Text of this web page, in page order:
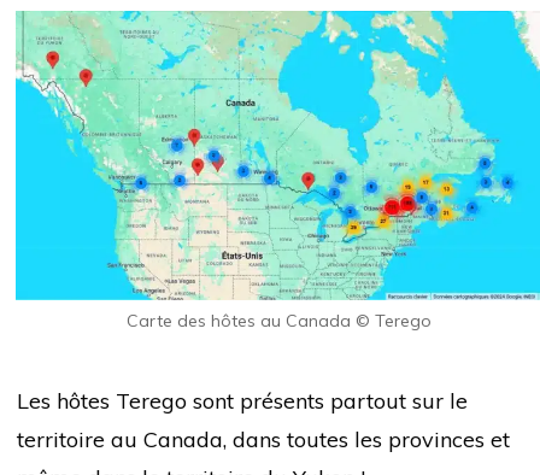
Carte des hôtes au Canada © Terego
Les hôtes Terego sont présents partout sur le
territoire au Canada, dans toutes les provinces et